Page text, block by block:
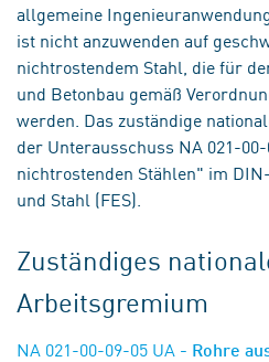
allgemeine
ist nicht anzuwenden auf
nichtrostendem Stahl, die für
und Betonbau gemäß
werden. Das zuständige
der Unterausschuss NA 021-
nichtrostenden Stählen" im
und Stahl (FES).
Zuständiges
Arbeitsgremium
NA 021-00-09-05 UA - Rohre